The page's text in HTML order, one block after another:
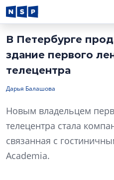
В Петербурге
здание первого
телецентра
Дарья Балашова
Новым владельцем
телецентра стала
связанная с
Academia.